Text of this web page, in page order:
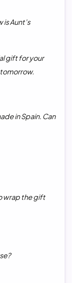
Aunt’s
gift for your
in Spain. Can
wrap the gift